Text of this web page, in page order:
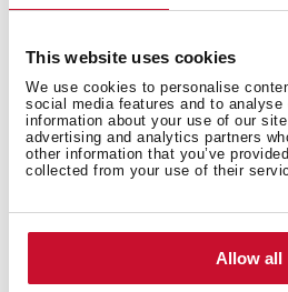
This website uses cookies
We use cookies to personalise
social media features and to
information about your use of our
advertising and analytics partners
other information that you’ve
collected from your use of their
Allow all